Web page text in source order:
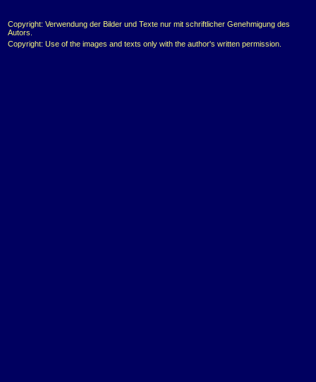
Copyright: Verwendung der Bilder und Texte nur mit schriftlicher Genehmigung des
Autors.
Copyright: Use of the images and texts only with the author's written permission.